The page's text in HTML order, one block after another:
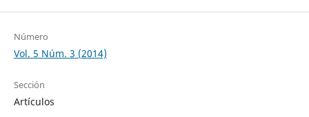
Número
Vol. 5 Núm. 3 (2014)
Sección
Artículos